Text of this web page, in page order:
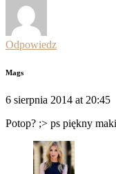
Odpowiedz
Mags
6 sierpnia 2014 at 20:45
Potop? ;> ps piękny